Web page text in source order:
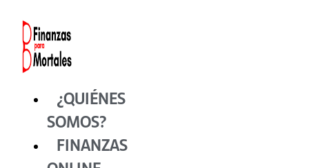
contenido
¿QUIÉNES
SOMOS?
FINANZAS